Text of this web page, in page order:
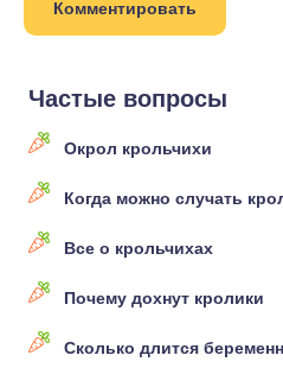
Частые вопросы
Окрол крольчихи
Когда можно случать
Все о крольчихах
Почему дохнут кролики
Сколько длится